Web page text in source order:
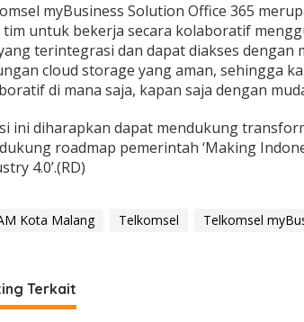
myBusiness Solution Office 365
untuk bekerja secara kolaboratif
terintegrasi dan dapat diakses
cloud storage yang aman, sehingga
di mana saja, kapan saja dengan
ini diharapkan dapat mendukung
roadmap pemerintah ‘Making
4.0’.(RD)
Kota Malang Telkomsel Telkomsel
Terkait